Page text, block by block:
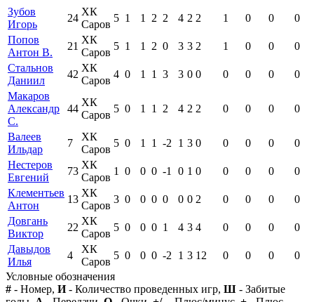
Зубов
Игорь
24
ХК
Саров
5 1 1 2 2 4 2 2 1 0 0
0
Попов
Антон В.
21
ХК
Саров
5 1 1 2 0 3 3 2 1 0 0
0
Стальнов
Даниил
42
ХК
Саров
4 0 1 1 3 3 0 0 0 0 0
0
Макаров
Александр
С.
44
ХК
Саров
5 0 1 1 2 4 2 2 0 0 0 0
Валеев
Ильдар
7
ХК
Саров
5 0 1 1 -2 1 3 0 0 0 0
0
Нестеров
Евгений
73
ХК
Саров
1 0 0 0 -1 0 1 0 0 0 0
0
Клементьев
Антон
13
ХК
Саров
3 0 0 0 0 0 0 2 0 0 0
0
Довгань
Виктор
22
ХК
Саров
5 0 0 0 1 4 3 4 0 0 0
0
Давыдов
Илья
4
ХК
Саров
5 0 0 0 -2 1 3 12 0 0 0
0
Условные обозначения
# - Номер, И- Количество проведенных игр, Ш - Забитые